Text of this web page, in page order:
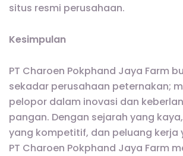
situs resmi perusahaan.
Kesimpulan
PT Charoen Pokphand Jaya Farm
sekadar perusahaan peternakan;
pelopor dalam inovasi dan
pangan. Dengan sejarah yang
yang kompetitif, dan peluang kerja
PT Charoen Pokphand Jaya Farm